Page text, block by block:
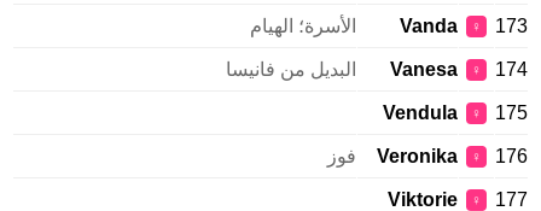
173
♀
Vanda الأسرة؛ الهيام
174
♀
Vanesa البديل من فانيسا
175
♀
Vendula
176
♀
Veronika فوز
177
♀
Viktorie